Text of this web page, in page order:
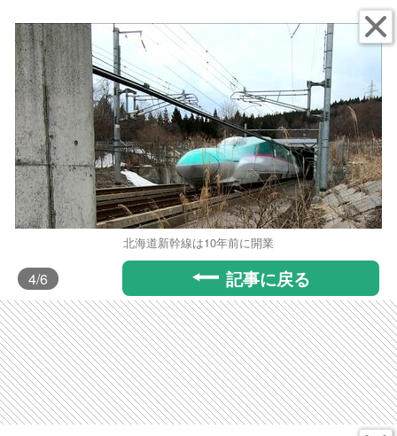
北海道新幹線は10年前に開業
4/6 記事に戻る